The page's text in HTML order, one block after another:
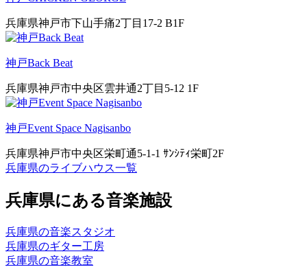
兵庫県神戸市下山手痛2丁目17-2 B1F
神戸Back Beat
兵庫県神戸市中央区雲井通2丁目5-12 1F
神戸Event Space Nagisanbo
兵庫県神戸市中央区栄町通5-1-1 ｻﾝｼﾃｨ栄町2F
兵庫県のライブハウス一覧
兵庫県にある音楽施設
兵庫県の音楽スタジオ
兵庫県のギター工房
兵庫県の音楽教室